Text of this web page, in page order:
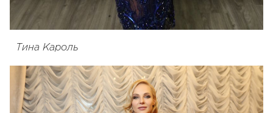
Тина Кароль